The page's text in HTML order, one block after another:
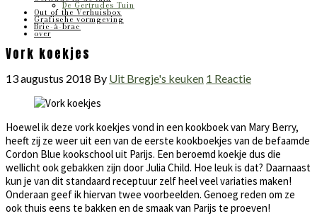
De Gertrudes Tuin
Out of the Verhuisbox
Grafische vormgeving
Bric-à-brac
over
Vork koekjes
13 augustus 2018 By Uit Bregje's keuken 1 Reactie
Hoewel ik deze vork koekjes vond in een kookboek van Mary Berry,
heeft zij ze weer uit een van de eerste kookboekjes van de befaamde
Cordon Blue kookschool uit Parijs. Een beroemd koekje dus die
wellicht ook gebakken zijn door Julia Child. Hoe leuk is dat? Daarnaast
kun je van dit standaard receptuur zelf heel veel variaties maken!
Onderaan geef ik hiervan twee voorbeelden. Genoeg reden om ze
ook thuis eens te bakken en de smaak van Parijs te proeven!